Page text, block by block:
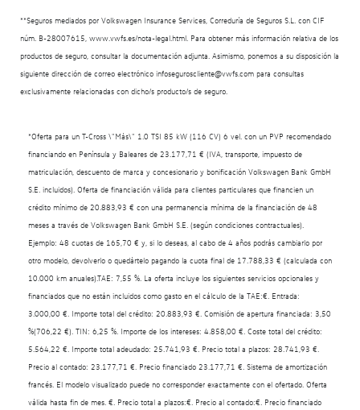
**Seguros mediados por Volkswagen Insurance Services, Correduría de Seguros S.L. con CIF
núm. B-28007615, www.vwfs.es/nota-legal.html. Para obtener más información relativa de los
productos de seguro, consultar la documentación adjunta. Asimismo, ponemos a su disposición la
siguiente dirección de correo electrónico infoseguroscliente@vwfs.com para consultas
exclusivamente relacionadas con dicho/s producto/s de seguro.
*Oferta para un T-Cross \"Más\" 1.0 TSI 85 kW (116 CV) 6 vel. con un PVP recomendado
financiando en Península y Baleares de 23.177,71 € (IVA, transporte, impuesto de
matriculación, descuento de marca y concesionario y bonificación Volkswagen Bank GmbH
S.E. incluidos). Oferta de financiación válida para clientes particulares que financien un
crédito mínimo de 20.883,93 € con una permanencia mínima de la financiación de 48
meses a través de Volkswagen Bank GmbH S.E. (según condiciones contractuales).
Ejemplo: 48 cuotas de 165,70 € y, si lo deseas, al cabo de 4 años podrás cambiarlo por
otro modelo, devolverlo o quedártelo pagando la cuota final de 17.788,33 € (calculada con
10.000 km anuales).TAE: 7,55 %. La oferta incluye los siguientes servicios opcionales y
financiados que no están incluidos como gasto en el cálculo de la TAE:€. Entrada:
3.000,00 €. Importe total del crédito: 20.883,93 €. Comisión de apertura financiada: 3,50
%(706,22 €). TIN: 6,25 %. Importe de los intereses: 4.858,00 €. Coste total del crédito:
5.564,22 €. Importe total adeudado: 25.741,93 €. Precio total a plazos: 28.741,93 €.
Precio al contado: 23.177,71 €. Precio financiado 23.177,71 €. Sistema de amortización
francés. El modelo visualizado puede no corresponder exactamente con el ofertado. Oferta
válida hasta fin de mes. €. Precio total a plazos:€. Precio al contado:€. Precio financiado